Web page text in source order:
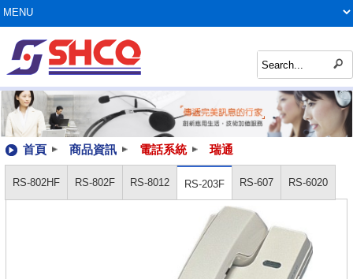
首頁 商品資訊 電話系統 瑞通
RS-802HF RS-802F RS-8012 RS-203F RS-607 RS-6020